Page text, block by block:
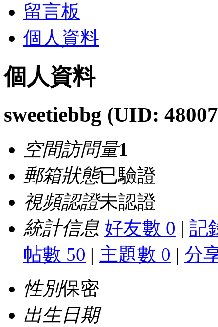
留言板
個人資料
個人資料
sweetiebbg (UID:
空間訪問量1
郵箱狀態已驗證
視頻認證未認證
統計信息 好友數 0 | 記
帖數 50 | 主題數 0 | 分
性別保密
出生日期